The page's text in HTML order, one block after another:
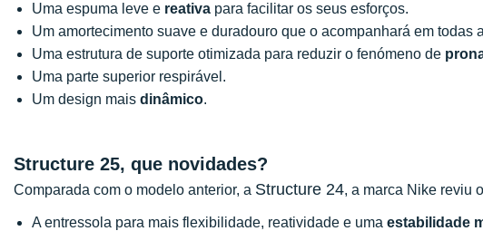
Uma espuma leve e reativa para facilitar os seus esforços.
Um amortecimento suave e duradouro que o acompanhará em todas
Uma estrutura de suporte otimizada para reduzir o fenómeno de
Uma parte superior respirável.
Um design mais dinâmico.
Structure 25, que novidades?
Comparada com o modelo anterior, a Structure 24, a marca Nike reviu
A entressola para mais flexibilidade, reatividade e uma estabilidade